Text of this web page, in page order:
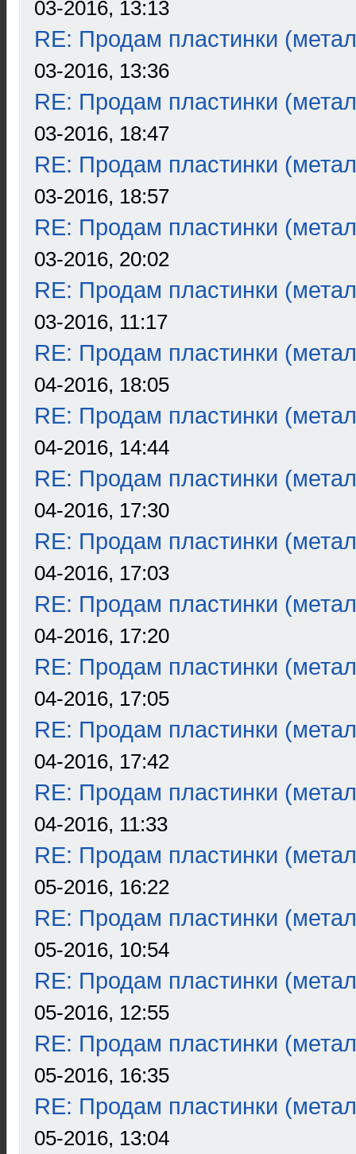
03-2016, 13:13
RE: Продам пластинки
03-2016, 13:36
RE: Продам пластинки
03-2016, 18:47
RE: Продам пластинки
03-2016, 18:57
RE: Продам пластинки
03-2016, 20:02
RE: Продам пластинки
03-2016, 11:17
RE: Продам пластинки
04-2016, 18:05
RE: Продам пластинки
04-2016, 14:44
RE: Продам пластинки
04-2016, 17:30
RE: Продам пластинки
04-2016, 17:03
RE: Продам пластинки
04-2016, 17:20
RE: Продам пластинки
04-2016, 17:05
RE: Продам пластинки
04-2016, 17:42
RE: Продам пластинки
04-2016, 11:33
RE: Продам пластинки
05-2016, 16:22
RE: Продам пластинки
05-2016, 10:54
RE: Продам пластинки
05-2016, 12:55
RE: Продам пластинки
05-2016, 16:35
RE: Продам пластинки
05-2016, 13:04